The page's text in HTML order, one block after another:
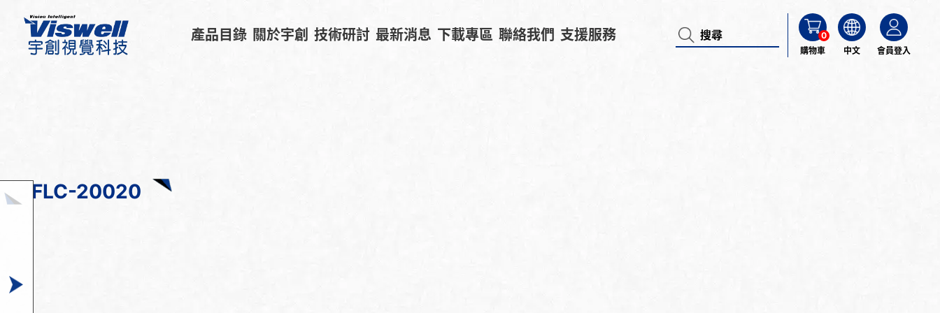
產品目錄 關於宇創 技術研討 最新消息 下載專區 聯絡我們 支援服務
0
購物車
中文 會員登入
FLC-20020